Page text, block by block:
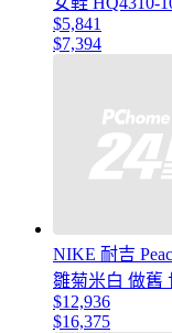
$5,841
$7,394
NIKE 耐吉
雛菊米白 做舊
$12,936
$16,375